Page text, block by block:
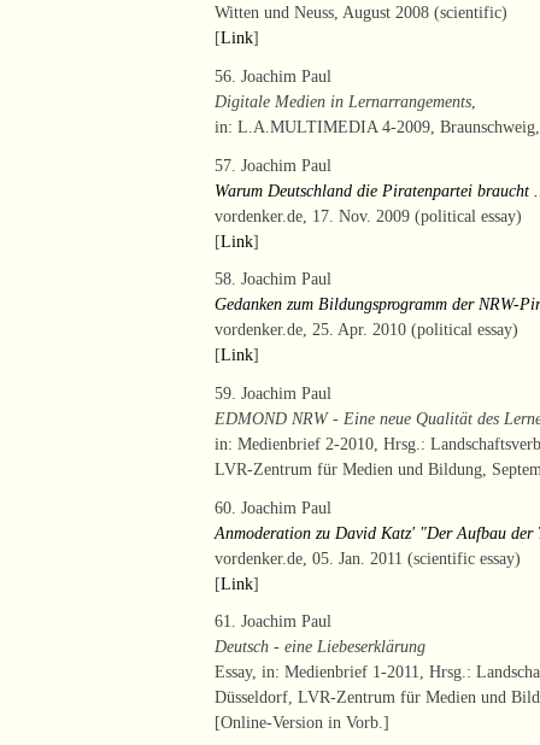
Witten und Neuss, August 2008 (scientific)
[Link]
56. Joachim Paul
Digitale Medien in Lernarrangements
in: L.A.MULTIMEDIA 4-2009,
57. Joachim Paul
Warum Deutschland die Piratenpartei braucht
vordenker.de, 17. Nov. 2009 (political essay)
[Link]
58. Joachim Paul
Gedanken zum Bildungsprogramm der NRW-
vordenker.de, 25. Apr. 2010 (political essay)
[Link]
59. Joachim Paul
EDMOND NRW - Eine neue Qualität des
in: Medienbrief 2-2010, Hrsg.:
LVR-Zentrum für Medien und Bildung,
60. Joachim Paul
Anmoderation zu David Katz' "Der Aufbau der
vordenker.de, 05. Jan. 2011 (scientific essay)
[Link]
61. Joachim Paul
Deutsch - eine Liebeserklärung
Essay, in: Medienbrief 1-2011, Hrsg.:
Düsseldorf, LVR-Zentrum für Medien und
[Online-Version in Vorb.]